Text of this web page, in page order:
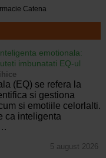
Catena
emotionala:
imbunatati EQ-ul
(EQ) se refera la
si gestiona
si emotiile celorlalti.
ca inteligenta
5 august 2026